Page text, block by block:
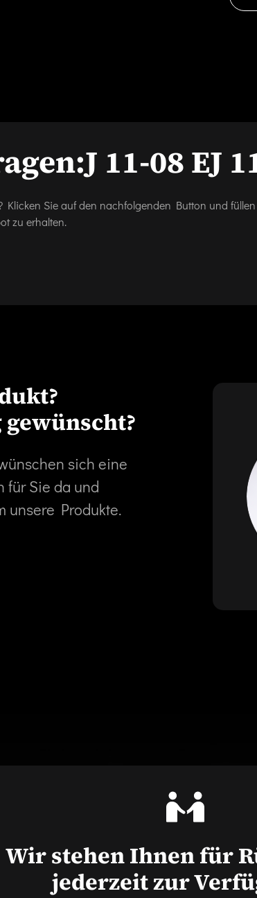
J 11-08 EJ
Klicken Sie auf den nachfolgenden Button und
zu erhalten.
sich eine
für Sie da und
unsere Produkte.
Wir stehen Ihnen für
jederzeit zur